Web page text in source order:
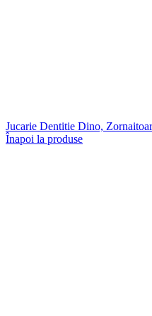
Jucarie Dentitie Dino,
Înapoi la produse